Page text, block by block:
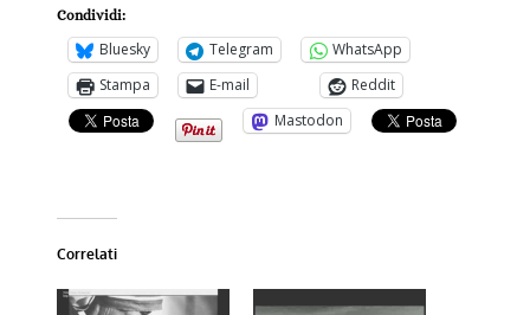
Condividi:
Bluesky Telegram
WhatsApp
Stampa
E-mail
Reddit
Mastodon
Correlati